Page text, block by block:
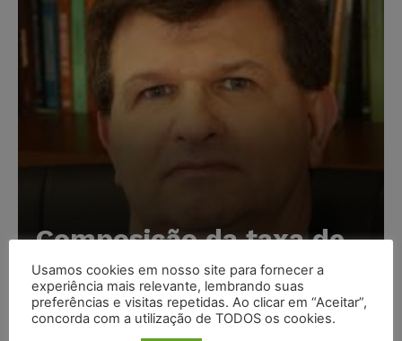
Composição da taxa de
juros
Carlos Henrique Abrão 07/08/2026
Usamos cookies em nosso site para fornecer a
experiência mais relevante, lembrando suas
preferências e visitas repetidas. Ao clicar em “Aceitar”,
concorda com a utilização de TODOS os cookies.